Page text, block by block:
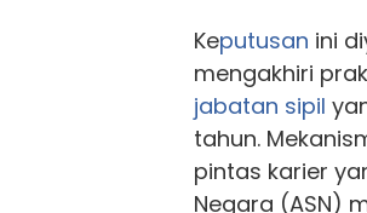
Keputusan ini
mengakhiri
jabatan sipil
tahun.
pintas karier
Negara (ASN)